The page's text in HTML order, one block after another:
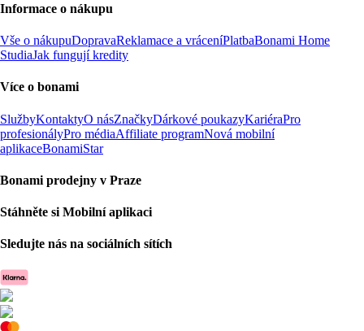
Informace o nákupu
Vše o nákupuDopravaReklamace a vráceníPlatbaBonami Home
StudiaJak fungují kredity
Více o bonami
SlužbyKontaktyO násZnačkyDárkové poukazyKariéraPro
profesionályPro médiaAffiliate programNová mobilní
aplikaceBonamiStar
Bonami prodejny v Praze
Stáhněte si Mobilní aplikaci
Sledujte nás na sociálních sítích